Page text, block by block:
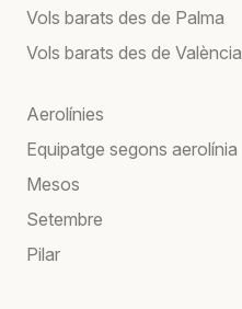
Vols barats des de Palma
Vols barats des de València
Aerolínies
Equipatge segons aerolínia
Mesos
Setembre
Pilar